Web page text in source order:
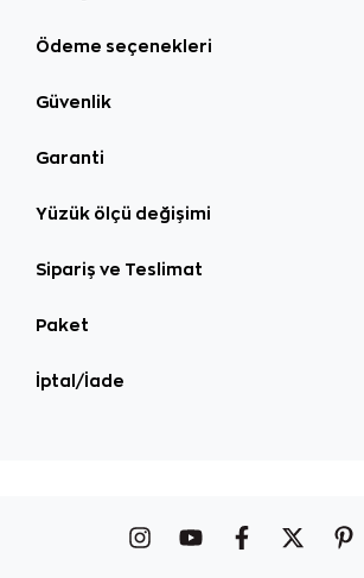
Ödeme seçenekleri
Güvenlik
Garanti
Yüzük ölçü değişimi
Sipariş ve Teslimat
Paket
İptal/İade